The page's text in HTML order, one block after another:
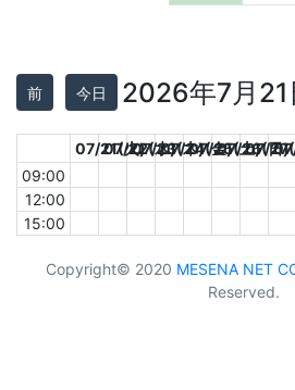
前 今日 2026年7月21
07/21(火)
07/22(水)
07/23(木)
07/24(金)
07/25(土)
07/26(日)
07/
09:00
12:00
15:00
Copyright© 2020 MESENA NET
Reserved.